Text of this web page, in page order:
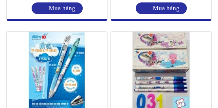
Mua hàng
Mua hàng